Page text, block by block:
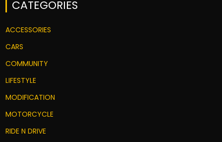
CATEGORIES
ACCESSORIES
CARS
COMMUNITY
LIFESTYLE
MODIFICATION
MOTORCYCLE
RIDE N DRIVE